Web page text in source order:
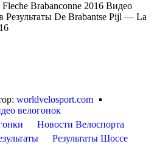
Brabanconne 2016 Видео
Результаты De Brabantse Pijl — La
worldvelosport.com
велогонок
Новости Велоспорта
Результаты Шоссе